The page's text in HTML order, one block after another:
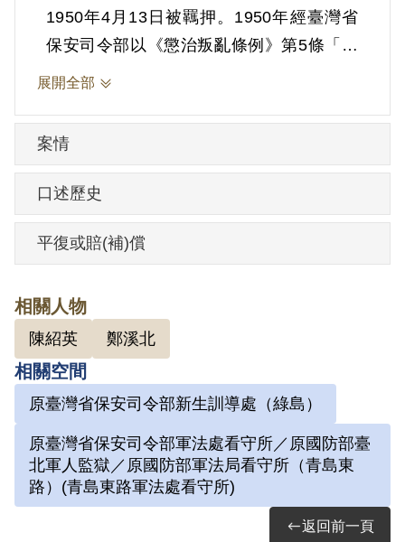
1950年4月13日被羈押。1950年經臺灣省
保安司令部以《懲治叛亂條例》第5條「參
加叛亂之組織」判處有期徒刑13年。1963
其於1999年8月向補償基金會提出申請，
2001年9月經第2屆第12次臨時董事會審核
通過予以補償。補償理由為原判決認定被
告其參加叛亂之組織，係以同案被告陳紹
英之供述為唯一依據，此外無其他具體佐
證，故認本案非有實據。
2018年10月經促轉會公告撤銷判決處分。
展開全部
案情
口述歷史
平復或賠(補)償
相關人物
陳紹英 鄭溪北
相關空間
原臺灣省保安司令部新生訓導處（綠島）
原臺灣省保安司令部軍法處看守所／原國防部臺
北軍人監獄／原國防部軍法局看守所（青島東
路）(青島東路軍法處看守所)
返回前一頁